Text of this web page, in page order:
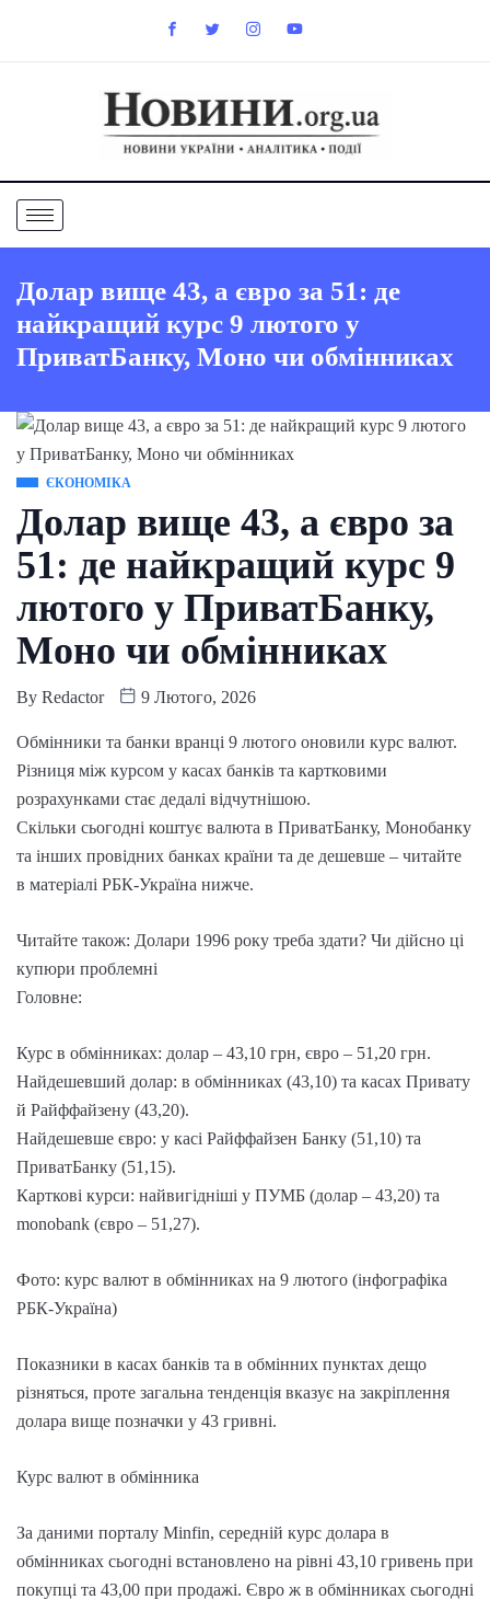
Долар вище 43, а євро за 51: де
найкращий курс 9 лютого у
ПриватБанку, Моно чи обмінниках
ЄКОНОМІКА
Долар вище 43, а євро за
51: де найкращий курс 9
лютого у ПриватБанку,
Моно чи обмінниках
By Redactor 9 Лютого, 2026
Обмінники та банки вранці 9 лютого оновили курс валют.
Різниця між курсом у касах банків та картковими
розрахунками стає дедалі відчутнішою.
Скільки сьогодні коштує валюта в ПриватБанку, Монобанку
та інших провідних банках країни та де дешевше – читайте
в матеріалі РБК-Україна нижче.
Читайте також: Долари 1996 року треба здати? Чи дійсно ці
купюри проблемні
Головне:
Курс в обмінниках: долар – 43,10 грн, євро – 51,20 грн.
Найдешевший долар: в обмінниках (43,10) та касах Привату
й Райффайзену (43,20).
Найдешевше євро: у касі Райффайзен Банку (51,10) та
ПриватБанку (51,15).
Карткові курси: найвигідніші у ПУМБ (долар – 43,20) та
monobank (євро – 51,27).
Фото: курс валют в обмінниках на 9 лютого (інфографіка
РБК-Україна)
Показники в касах банків та в обмінних пунктах дещо
різняться, проте загальна тенденція вказує на закріплення
долара вище позначки у 43 гривні.
Курс валют в обмінника
За даними порталу Minfin, середній курс долара в
обмінниках сьогодні встановлено на рівні 43,10 гривень при
покупці та 43,00 при продажі. Євро ж в обмінниках сьогодні